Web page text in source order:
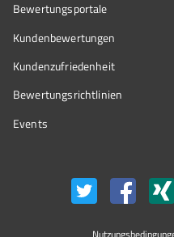
Bewertungsportale
Kundenbewertungen
Kundenzufriedenheit
Bewertungs­richtlinien
Events